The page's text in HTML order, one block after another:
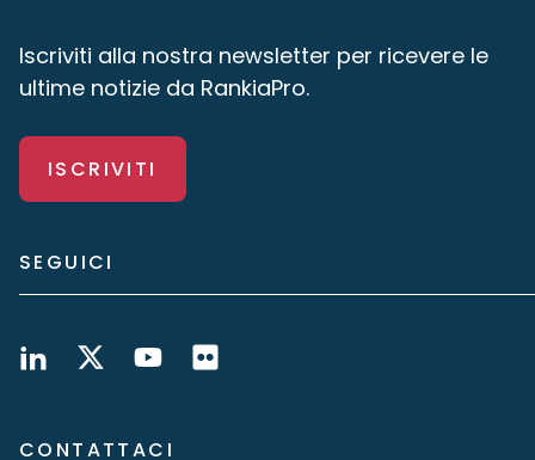
Iscriviti alla nostra newsletter per ricevere le
ultime notizie da RankiaPro.
ISCRIVITI
SEGUICI
CONTATTACI